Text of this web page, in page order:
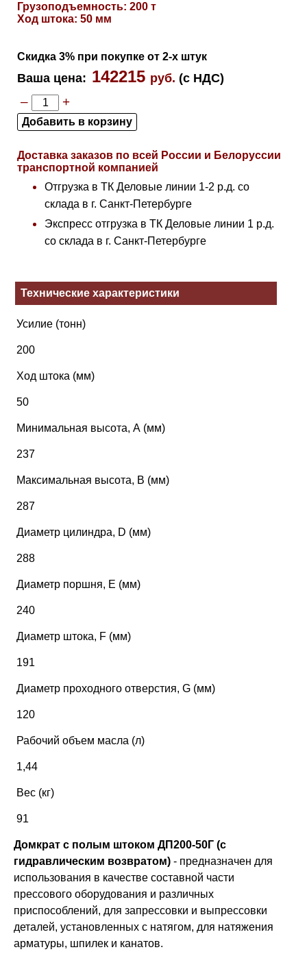
Грузоподъемность: 200 т
Ход штока: 50 мм
Скидка 3% при покупке от 2-х штук
Ваша цена: 142215 руб.(с НДС)
– +
Доставка заказов по всей России и Белоруссии
транспортной компанией
Отгрузка в ТК Деловые линии 1-2 р.д. со
склада в г. Санкт-Петербурге
Экспресс отгрузка в ТК Деловые линии 1 р.д.
со склада в г. Санкт-Петербурге
Технические характеристики
Усилие (тонн)
200
Ход штока (мм)
50
Минимальная высота, А (мм)
237
Максимальная высота, В (мм)
287
Диаметр цилиндра, D (мм)
288
Диаметр поршня, Е (мм)
240
Диаметр штока, F (мм)
191
Диаметр проходного отверстия, G (мм)
120
Рабочий объем масла (л)
1,44
Вес (кг)
91
Домкрат с полым штоком ДП200-50Г (с
гидравлическим возвратом)- предназначен для
использования в качестве составной части
прессового оборудования и различных
приспособлений, для запрессовки и выпрессовки
деталей, установленных с натягом, для натяжения
арматуры, шпилек и канатов.